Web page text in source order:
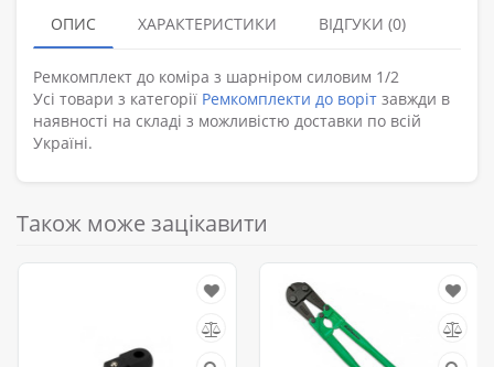
ОПИС ХАРАКТЕРИСТИКИ ВІДГУКИ (0)
Ремкомплект до коміра з шарніром силовим 1/2
Усі товари з категорії Ремкомплекти до воріт завжди в
наявності на складі з можливістю доставки по всій
Україні.
Також може зацікавити